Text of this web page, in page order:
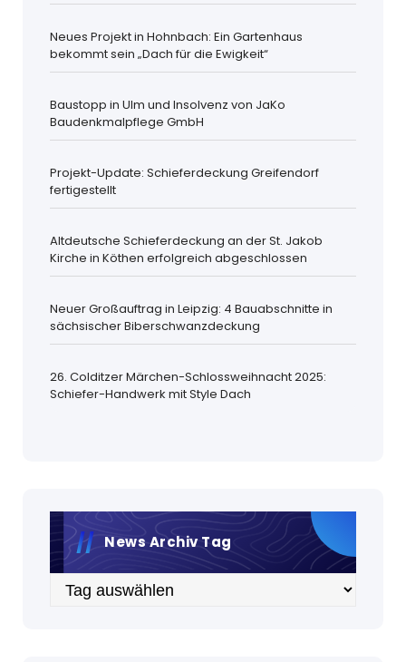
Neues Projekt in Hohnbach: Ein Gartenhaus
bekommt sein „Dach für die Ewigkeit“
Baustopp in Ulm und Insolvenz von JaKo
Baudenkmalpflege GmbH
Projekt-Update: Schieferdeckung Greifendorf
fertigestellt
Altdeutsche Schieferdeckung an der St. Jakob
Kirche in Köthen erfolgreich abgeschlossen
Neuer Großauftrag in Leipzig: 4 Bauabschnitte in
sächsischer Biberschwanzdeckung
26. Colditzer Märchen-Schlossweihnacht 2025:
Schiefer-Handwerk mit Style Dach
News Archiv Tag
Archiv